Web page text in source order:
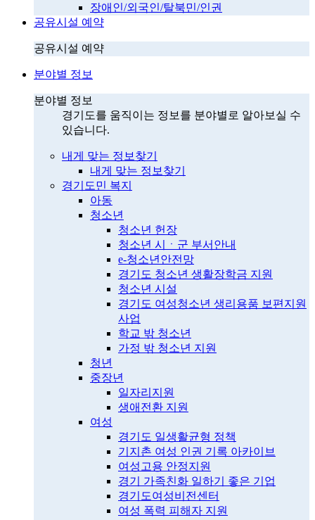
장애인/외국인/탈북민/인권
공유시설 예약
공유시설 예약
분야별 정보
분야별 정보
경기도를 움직이는 정보를 분야별로 알아보실 수
있습니다.
내게 맞는 정보찾기
내게 맞는 정보찾기
경기도민 복지
아동
청소년
청소년 헌장
청소년 시ㆍ군 부서안내
e-청소년안전망
경기도 청소년 생활장학금 지원
청소년 시설
경기도 여성청소년 생리용품 보편지원
사업
학교 밖 청소년
가정 밖 청소년 지원
청년
중장년
일자리지원
생애전환 지원
여성
경기도 일생활균형 정책
기지촌 여성 인권 기록 아카이브
여성고용 안정지원
경기 가족친화 일하기 좋은 기업
경기도여성비전센터
여성 폭력 피해자 지원